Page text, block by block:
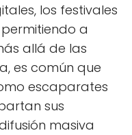
los festivales
a
allá de las
es común que
escaparates
sus
masiva